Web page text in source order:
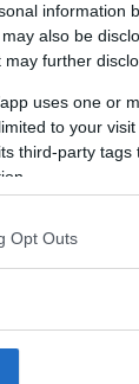
information
also be
may further
uses one or
to your
third-party
Opt Outs
-
il corso
di ...